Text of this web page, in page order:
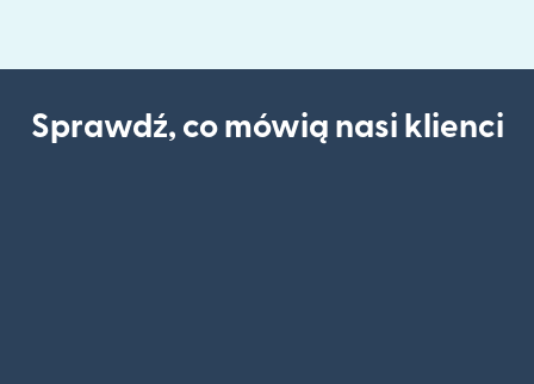
Sprawdź, co mówią nasi klienci